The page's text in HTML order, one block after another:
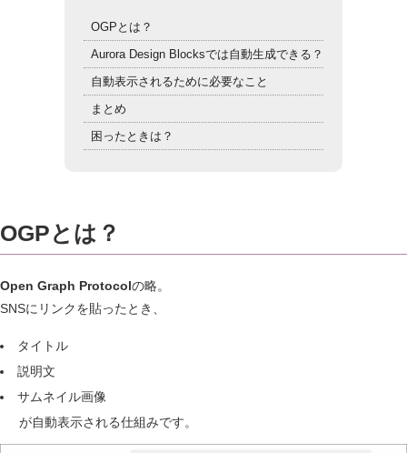
OGPとは？
Aurora Design Blocksでは自動生成できる？
自動表示されるために必要なこと
まとめ
困ったときは？
OGPとは？
Open Graph Protocolの略。
SNSにリンクを貼ったとき、
タイトル
説明文
サムネイル画像
が自動表示される仕組みです。